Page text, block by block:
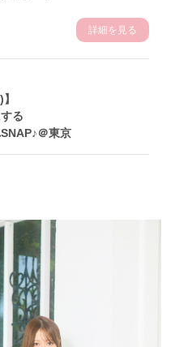
詳細を見る
る
＠東京